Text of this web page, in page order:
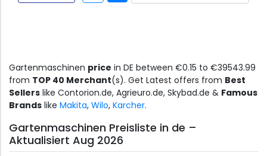
Gartenmaschinen price in DE between €0.15 to €39543.99
from TOP 40 Merchant(s). Get Latest offers from Best
Sellers like Contorion.de, Agrieuro.de, Skybad.de & Famous
Brands like Makita, Wilo, Karcher.
Gartenmaschinen Preisliste in de –
Aktualisiert Aug 2026